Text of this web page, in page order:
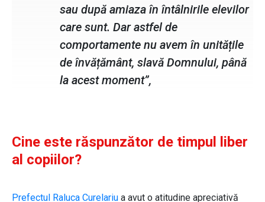
sau după amiaza în întâlnirile elevilor
care sunt. Dar astfel de
comportamente nu avem în unitățile
de învățământ, slavă Domnului, până
la acest moment”,
Cine este răspunzător de timpul liber
al copiilor?
Prefectul Raluca Curelariu a avut o atitudine apreciativă